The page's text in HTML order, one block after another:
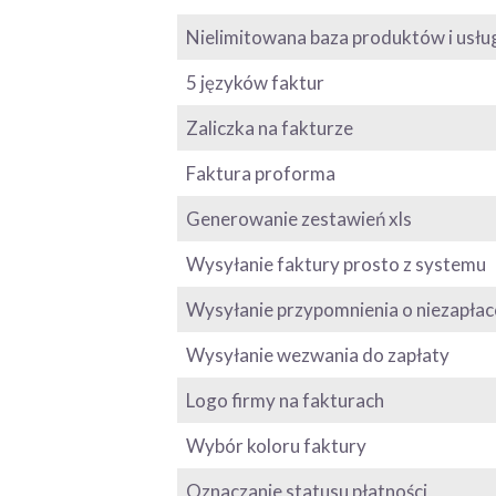
Nielimitowana baza produktów i
5 języków faktur
Zaliczka na fakturze
Faktura proforma
Generowanie zestawień xls
Wysyłanie faktury prosto z systemu
Wysyłanie przypomnienia o
Wysyłanie wezwania do zapłaty
Logo firmy na fakturach
Wybór koloru faktury